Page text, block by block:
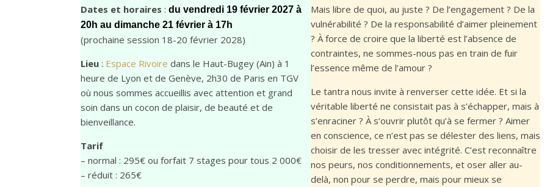
Dates et horaires : du vendredi 19 février 2027 à
20h au dimanche 21 février à 17h
(prochaine session 18-20 février 2028)
Lieu : Espace Rivoire dans le Haut-Bugey (Ain) à 1
heure de Lyon et de Genève, 2h30 de Paris en TGV
où nous sommes accueillis avec attention et grand
soin dans un cocon de plaisir, de beauté et de
bienveillance.
Tarif
– normal : 295€ ou forfait 7 stages pour tous 2 000€
– réduit : 265€
Mais libre de quoi, au juste ? De l’engagement ? De la
vulnérabilité ? De la responsabilité d’aimer pleinement
? À force de croire que la liberté est l’absence de
contraintes, ne sommes-nous pas en train de fuir
l’essence même de l’amour ?
Le tantra nous invite à renverser cette idée. Et si la
véritable liberté ne consistait pas à s’échapper, mais à
s’enraciner ? À s’ouvrir plutôt qu’à se fermer ? Aimer
en conscience, ce n’est pas se délester des liens, mais
choisir de les tresser avec intégrité. C’est reconnaître
nos peurs, nos conditionnements, et oser aller au-
delà, non pour se perdre, mais pour mieux se